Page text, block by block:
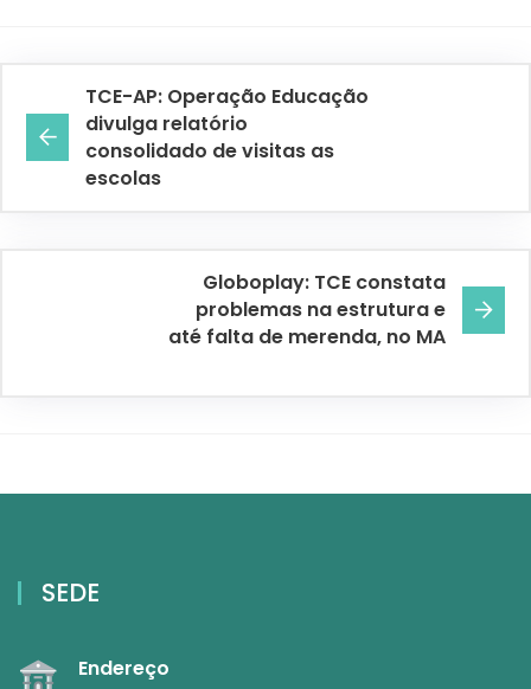
TCE-AP: Operação Educação
divulga relatório
consolidado de visitas as
escolas
Globoplay: TCE constata
problemas na estrutura e
até falta de merenda, no MA
SEDE
Endereço